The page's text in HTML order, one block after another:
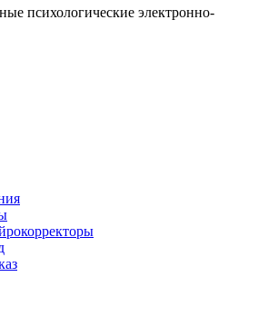
психологические электронно-